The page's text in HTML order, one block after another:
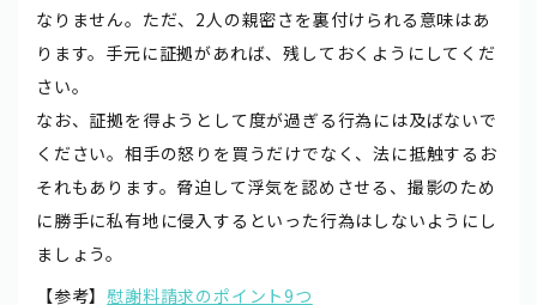
なりません。ただ、2人の親密さを裏付けられる意味はあ
ります。手元に証拠があれば、残しておくようにしてくだ
さい。
なお、証拠を得ようとして度が過ぎる行為には及ばないで
ください。相手の怒りを買うだけでなく、法に抵触するお
それもあります。脅迫して浮気を認めさせる、撮影のため
に勝手に私有地に侵入するといった行為はしないようにし
ましょう。
【参考】慰謝料請求のポイント9つ